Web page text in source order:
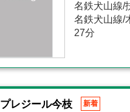
名鉄犬山線/
名鉄犬山線/
27分
プレジール今枝 新着